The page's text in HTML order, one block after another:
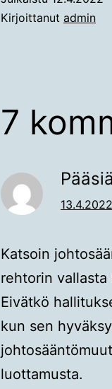
Kirjoittanut admin
7
Katsoin
rehtorin
Eivätkö
kun sen
luottamusta.